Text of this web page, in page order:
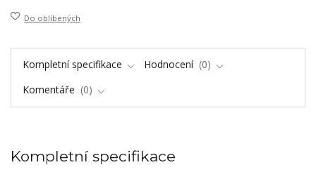
Do oblíbených
Kompletní specifikace Hodnocení
0
Komentáře
0
Kompletní specifikace